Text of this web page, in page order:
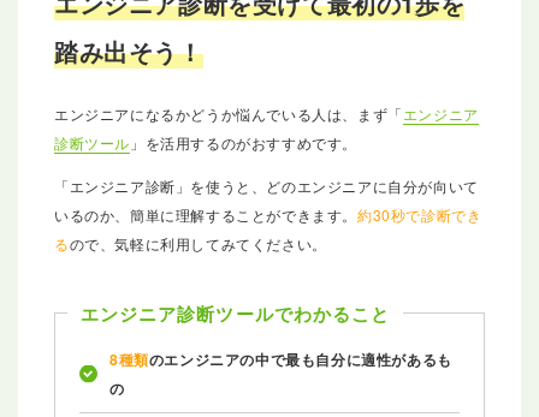
踏み出そう！
エンジニアになるかどうか悩んでいる人は、まず「エンジニア
診断ツール 」を活用するのがおすすめです。
「エンジニア診断」を使うと、どのエンジニアに自分が向いて
いるのか、簡単に理解することができます。 約30秒で診断でき
るので、気軽に利用してみてください。
エンジニア診断ツールでわかること
8種類のエンジニアの中で最も自分に適性があるも
の